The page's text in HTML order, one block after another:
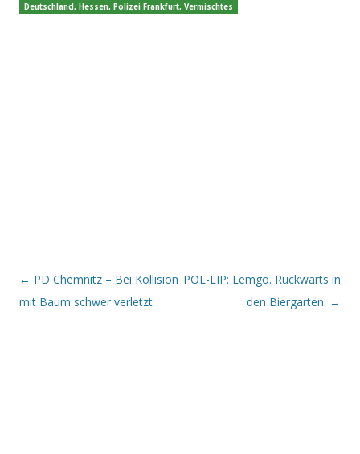
Deutschland, Hessen, Polizei Frankfurt, Vermischtes
Beitrags-Navigation
← PD Chemnitz – Bei Kollision
mit Baum schwer verletzt
POL-LIP: Lemgo. Rückwärts in
den Biergarten. →